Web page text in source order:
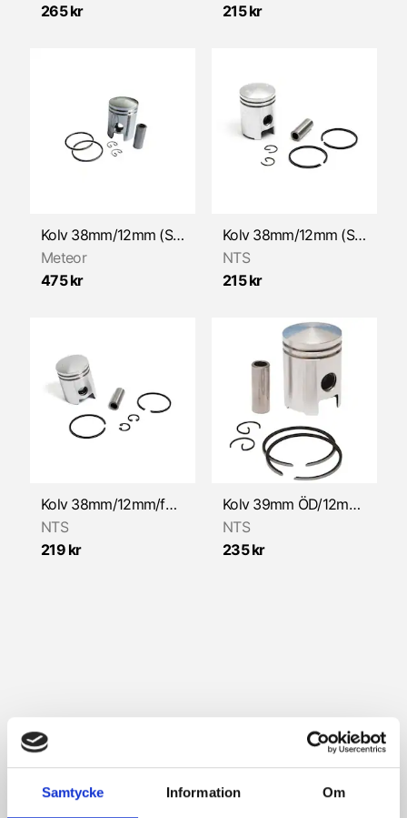
Samtycke Information Om
265 kr
215 kr
Kolv 38mm/12mm (Sachs) METEOR
Meteor
475 kr
Kolv 38mm/12mm (Sachs) NTS
NTS
215 kr
Kolv 38mm/12mm/för "Kyrkport" (Sachs) NTS
NTS
219 kr
Kolv 39mm ÖD/12mm (Sachs) NTS
NTS
235 kr